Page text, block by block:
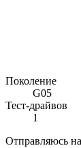
Поколение
G05
Тест-драйвов
1
Отправляюсь